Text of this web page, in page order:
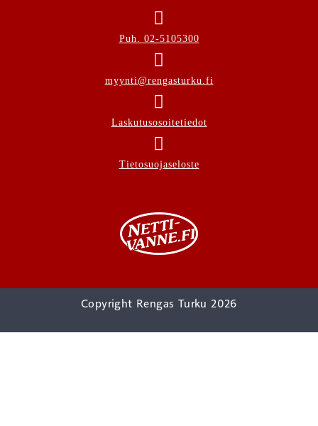
Puh. 02-5105300
myynti@rengasturku.fi
Laskutusosoitetiedot
Tietosuojaseloste
Copyright Rengas Turku 2026